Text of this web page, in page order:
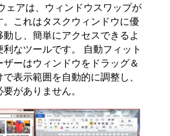
ェアは、ウィンドウスワップが
これはタスクウィンドウに優
し、簡単にアクセスできるよ
なツールです。 自動フィット
ーはウィンドウをドラッグ＆
表示範囲を自動的に調整し、
がありません。